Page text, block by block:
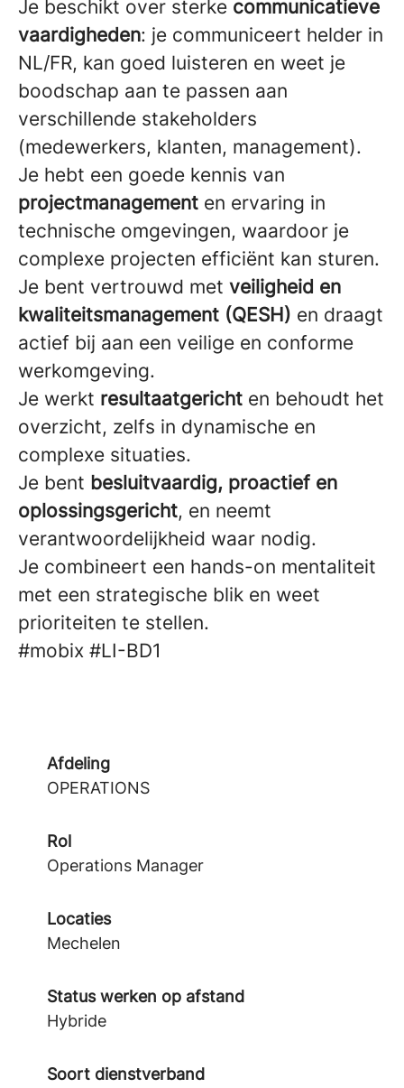
Je beschikt over sterke communicatieve
vaardigheden: je communiceert helder in
NL/FR, kan goed luisteren en weet je
boodschap aan te passen aan
verschillende stakeholders
(medewerkers, klanten, management).
Je hebt een goede kennis van
projectmanagement en ervaring in
technische omgevingen, waardoor je
complexe projecten efficiënt kan sturen.
Je bent vertrouwd met veiligheid en
kwaliteitsmanagement (QESH) en draagt
actief bij aan een veilige en conforme
werkomgeving.
Je werkt resultaatgericht en behoudt het
overzicht, zelfs in dynamische en
complexe situaties.
Je bent besluitvaardig, proactief en
oplossingsgericht, en neemt
verantwoordelijkheid waar nodig.
Je combineert een hands-on mentaliteit
met een strategische blik en weet
prioriteiten te stellen.
#mobix #LI-BD1
Afdeling
OPERATIONS
Rol
Operations Manager
Locaties
Mechelen
Status werken op afstand
Hybride
Soort dienstverband